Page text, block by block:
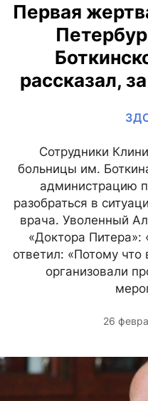
Первая
рассказал,
Сотрудники
больницы им.
администрацию
разобраться в
врача. Уволенный
«Доктора Питера»:
ответил: «Потому что
организовали
26